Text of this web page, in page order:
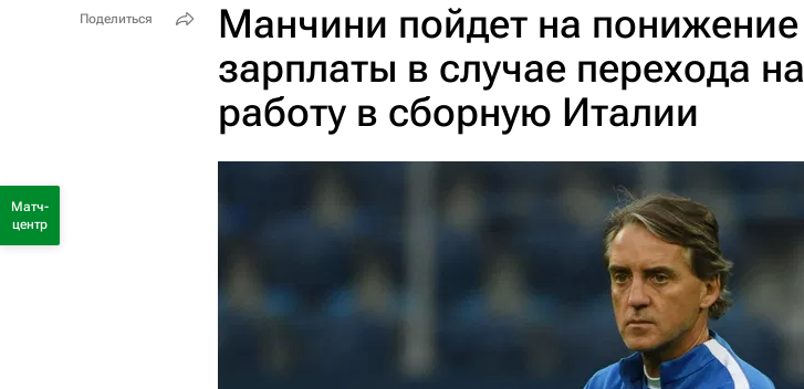
Манчини пойдет на понижение
зарплаты в случае перехода на
работу в сборную Италии
Поделиться
Матч-
центр